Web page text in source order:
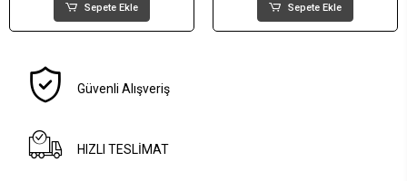
Sepete Ekle Sepete Ekle
Güvenli Alışveriş
HIZLI TESLİMAT